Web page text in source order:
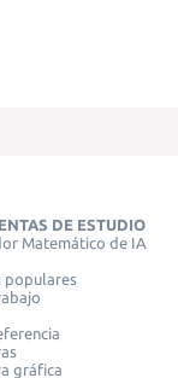
DE ESTUDIO
Matemático de IA
populares
gráfica